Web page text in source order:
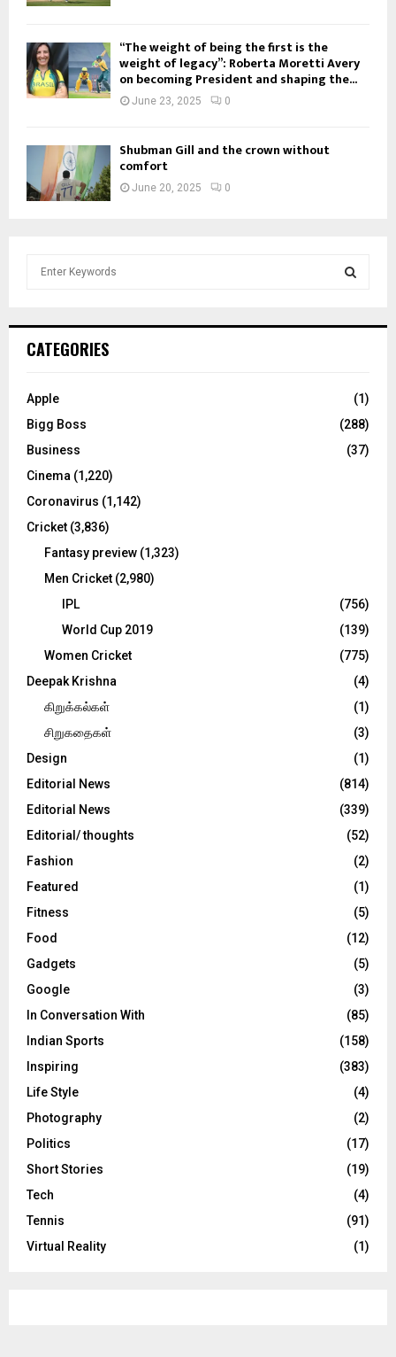
“The weight of being the first is the
weight of legacy”: Roberta Moretti Avery
on becoming President and shaping the...
June 23, 2025 0
Shubman Gill and the crown without
comfort
June 20, 2025 0
h
o
:
C
CATEGORIES
Apple
(1)
Bigg Boss
(288)
Business
(37)
Cinema (1,220)
Coronavirus (1,142)
Cricket (3,836)
Fantasy preview (1,323)
Men Cricket (2,980)
IPL
(756)
World Cup 2019
(139)
Women Cricket
(775)
Deepak Krishna
(4)
கிறுக்கல்கள்
(1)
சிறுகதைகள்
(3)
Design
(1)
Editorial News
(814)
Editorial News
(339)
Editorial/ thoughts
(52)
Fashion
(2)
Featured
(1)
Fitness
(5)
Food
(12)
Gadgets
(5)
Google
(3)
In Conversation With
(85)
Indian Sports
(158)
Inspiring
(383)
Life Style
(4)
Photography
(2)
Politics
(17)
Short Stories
(19)
Tech
(4)
Tennis
(91)
Virtual Reality
(1)